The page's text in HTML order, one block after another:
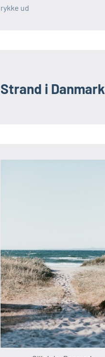
rykke ud
Strand i Danmark